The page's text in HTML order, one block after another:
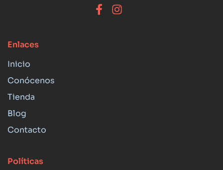
Enlaces
Inicio
Conócenos
Tienda
Blog
Contacto
Políticas